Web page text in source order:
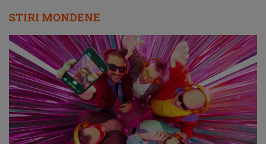
STIRI MONDENE